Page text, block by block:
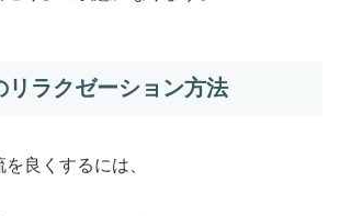
リラクゼーション方法
良くするには、